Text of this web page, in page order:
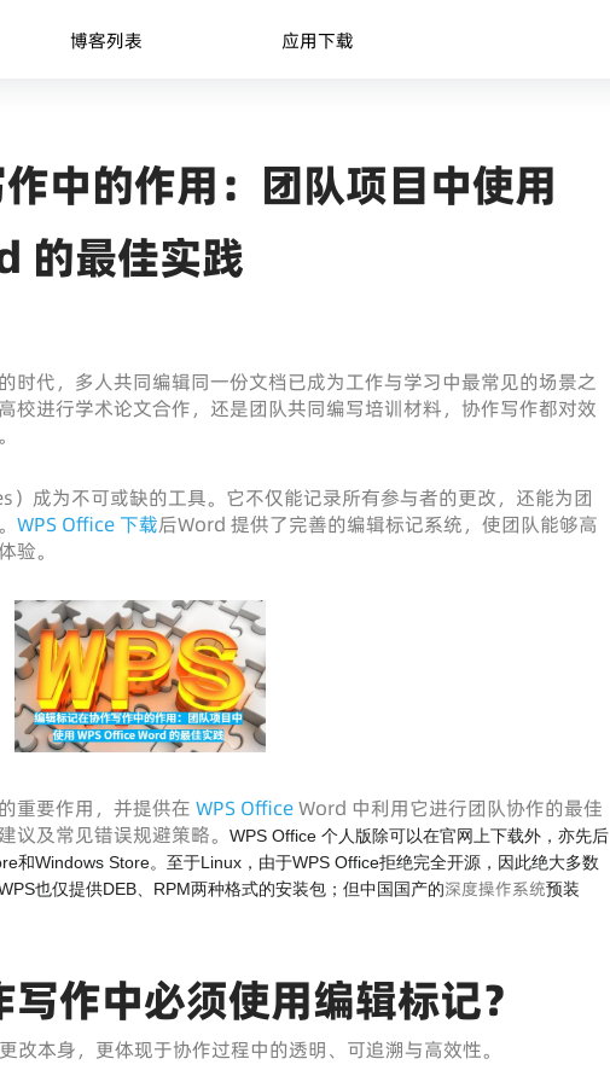
博客列表 应用下载
中的作用：团队项目中使用
的最佳实践
时代，多人共同编辑同一份文档已成为工作与学习中最常见的场景之
校进行学术论文合作，还是团队共同编写培训材料，协作写作都对效
成为不可或缺的工具。它不仅能记录所有参与者的更改，还能为团
WPS Office 下载后Word 提供了完善的编辑标记系统，使团队能够高
验。
重要作用，并提供在 WPS OfficeWord 中利用它进行团队协作的最佳
议及常见错误规避策略。
WPS Office 个人版除可以在官网上下载外，亦先后
和Windows Store。至于Linux，由于WPS Office拒绝完全开源，因此绝大多数
也仅提供DEB、RPM两种格式的安装包；但中国国产的深度操作系统预装
作中必须使用编辑标记？
改本身，更体现于协作过程中的透明、可追溯与高效性。